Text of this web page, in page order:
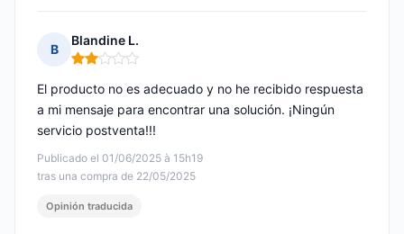
B
Blandine L.
Nota: 2 de 5
Publicado el 01/06/2025 à 15h19
tras una compra de 22/05/2025
El producto no es adecuado y no he recibido respuesta
a mi mensaje para encontrar una solución. ¡Ningún
servicio postventa!!!
Opinión traducida